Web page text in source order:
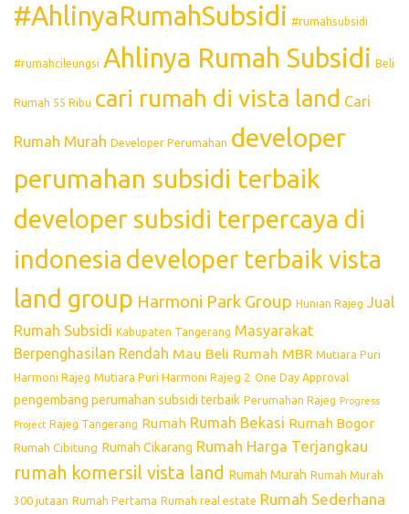
#AhlinyaRumahSubsidi #rumahsubsidi
#rumahcileungsi Ahlinya Rumah Subsidi Beli
Rumah 55 Ribu cari rumah di vista land Cari
Rumah Murah Developer Perumahan developer
perumahan subsidi terbaik
developer subsidi terpercaya di
indonesia developer terbaik vista
land group Harmoni Park Group Hunian Rajeg Jual
Rumah Subsidi Kabupaten Tangerang Masyarakat
Berpenghasilan Rendah Mau Beli Rumah MBR Mutiara Puri
Harmoni Rajeg Mutiara Puri Harmoni Rajeg 2 One Day Approval
pengembang perumahan subsidi terbaik Perumahan Rajeg Progress
Project Rajeg Tangerang Rumah Rumah Bekasi Rumah Bogor
Rumah Cibitung Rumah Cikarang Rumah Harga Terjangkau
rumah komersil vista land Rumah Murah Rumah Murah
300 jutaan Rumah Pertama Rumah real estate Rumah Sederhana